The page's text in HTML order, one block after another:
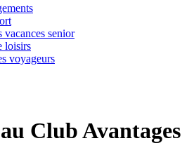
vacances senior
loisirs
voyageurs
Club Avantages